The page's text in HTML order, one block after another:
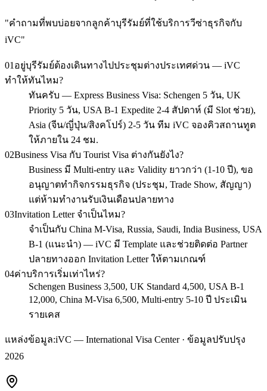
"คำถามที่พบบ่อยจากลูกค้าบุรีรัมย์ที่ใช้บริการวีซ่าธุรกิจกับ
iVC"
01 อยู่บุรีรัมย์ต้องเดินทางไปประชุมต่างประเทศด่วน — iVC
ทำให้ทันไหม?
ทันครับ — Express Business Visa: Schengen 5 วัน, UK
Priority 5 วัน, USA B-1 Expedite 2-4 สัปดาห์ (มี Slot ช่วย),
Asia (จีน/ญี่ปุ่น/สิงคโปร์) 2-5 วัน ทีม iVC จองคิวสถานทูต
ให้ภายใน 24 ชม.
02Business Visa กับ Tourist Visa ต่างกันยังไง?
Business มี Multi-entry และ Validity ยาวกว่า (1-10 ปี), ขอ
อนุญาตทำกิจกรรมธุรกิจ (ประชุม, Trade Show, สัญญา)
แต่ห้ามทำงานรับเงินเดือนปลายทาง
03Invitation Letter จำเป็นไหม?
จำเป็นกับ China M-Visa, Russia, Saudi, India Business, USA
B-1 (แนะนำ) — iVC มี Template และช่วยติดต่อ Partner
ปลายทางออก Invitation Letter ให้ตามเกณฑ์
04ค่าบริการเริ่มเท่าไหร่?
Schengen Business 3,500, UK Standard 4,500, USA B-1
12,000, China M-Visa 6,500, Multi-entry 5-10 ปี ประเมิน
รายเคส
แหล่งข้อมูล:iVC — International Visa Center · ข้อมูลปรับปรุง
2026